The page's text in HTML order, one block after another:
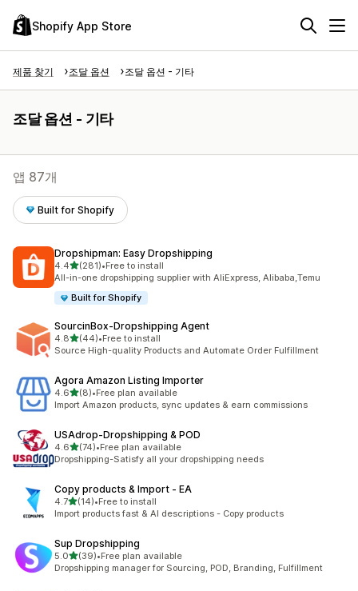
Shopify App Store
제품 찾기 조달 옵션 조달 옵션 - 기타
조달 옵션 - 기타
앱 87개
Built for Shopify
Dropshipman: Easy Dropshipping
4.4별 5개 중
(281)
총 리뷰 281개
•Free to install
All-in-one dropshipping supplier with AliExpress, Alibaba,Temu
Built for Shopify
SourcinBox‑Dropshipping Agent
4.8별 5개 중
(44)
총 리뷰 44개
•Free to install
Source High-quality Products and Automate Order Fulfillment
Agora Amazon Listing Importer
4.6별 5개 중
(8)
총 리뷰 8개
•Free plan available
Import Amazon products, sync updates & earn commissions
USAdrop‑Dropshipping & POD
4.6별 5개 중
(74)
총 리뷰 74개
•Free plan available
Dropshipping-Satisfy all your dropshipping needs
Copy products & Import ‑ EA
4.7별 5개 중
(14)
총 리뷰 14개
•Free to install
Import products fast & AI descriptions - Copy products
Sup Dropshipping
5.0별 5개 중
(39)
총 리뷰 39개
•Free plan available
Dropshipping manager for Sourcing, POD, Branding, Fulfillment